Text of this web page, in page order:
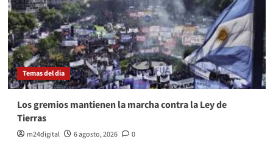
Temas del dia
Los gremios mantienen la marcha contra la Ley de
Tierras
m24digital 6 agosto, 2026 0